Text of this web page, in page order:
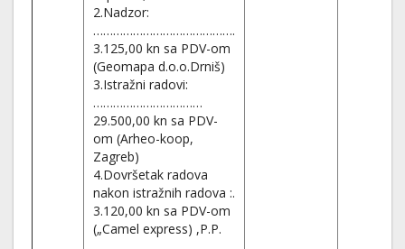
2.Nadzor:
…………………………………….
3.125,00 kn sa PDV-om
(Geomapa d.o.o.Drniš)
3.Istražni radovi:
……………………………
29.500,00 kn sa PDV-
om (Arheo-koop,
Zagreb)
4.Dovršetak radova
nakon istražnih radova :.
3.120,00 kn sa PDV-om
(„Camel express) ,P.P.